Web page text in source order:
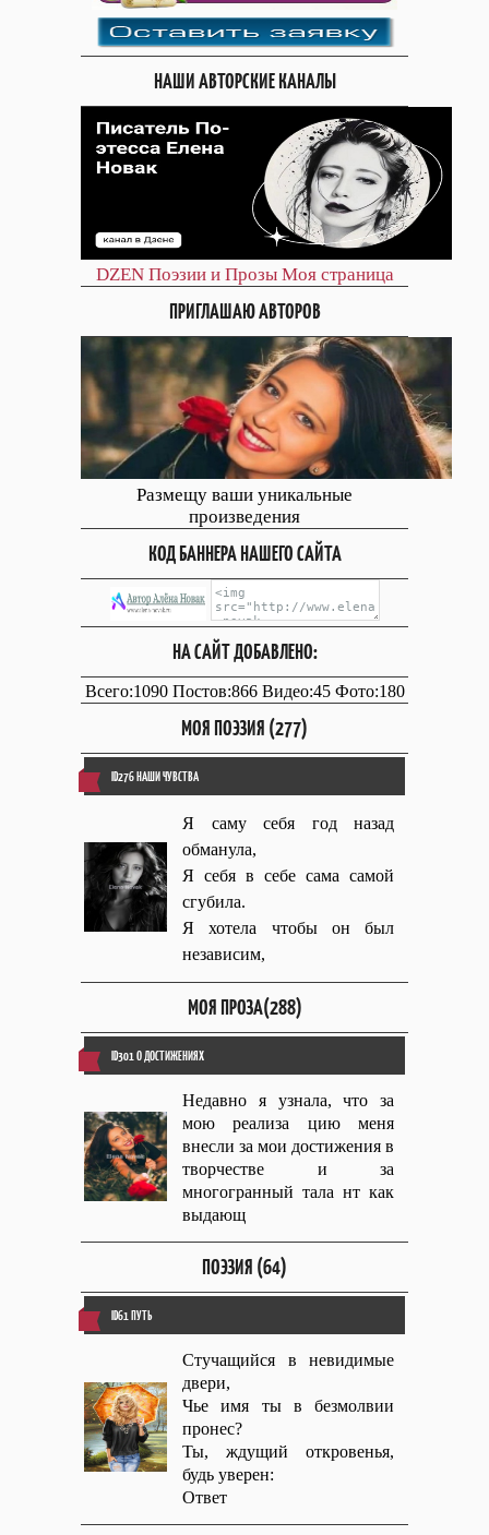
НАШИ АВТОРСКИЕ КАНАЛЫ
DZEN Поэзии и Прозы Моя страница
ПРИГЛАШАЮ АВТОРОВ
Размещу ваши уникальные
произведения
КОД БАННЕРА НАШЕГО САЙТА
НА САЙТ ДОБАВЛЕНО:
Всего:1090 Постов:866 Видео:45 Фото:180
МОЯ ПОЭЗИЯ (277)
ID276 НАШИ ЧУВСТВА
Я саму себя год назад
обманула,
Я себя в себе сама самой
сгубила.
Я хотела чтобы он был
независим,
МОЯ ПРОЗА(288)
ID301 О ДОСТИЖЕНИЯХ
Недавно я узнала, что за
мою реализа цию меня
внесли за мои достижения в
творчестве и за
многогранный тала нт как
выдающ
ПОЭЗИЯ (64)
ID61 ПУТЬ
Стучащийся в невидимые
двери,
Чье имя ты в безмолвии
пронес?
Ты, ждущий откровенья,
будь уверен:
Ответ